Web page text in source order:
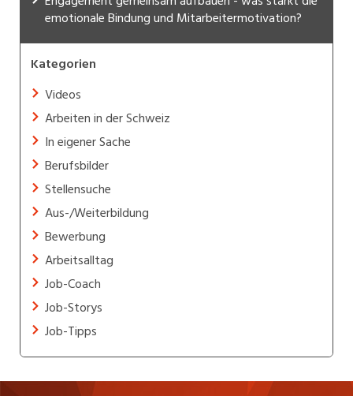
emotionale Bindung und Mitarbeitermotivation?
Kategorien
Videos
Arbeiten in der Schweiz
In eigener Sache
Berufsbilder
Stellensuche
Aus-/Weiterbildung
Bewerbung
Arbeitsalltag
Job-Coach
Job-Storys
Job-Tipps